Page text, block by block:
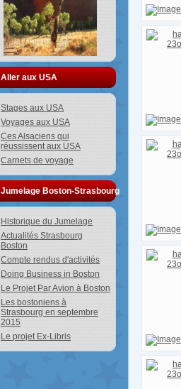
Aller aux USA
Stages aux USA
Voyages aux USA
Ces Alsaciens qui
réussissent aux USA
Carnets de voyage
Jumelage Boston-Strasbourg
Historique du Jumelage
Actualités Strasbourg
Boston
Compte rendus d'activités
Doing Business in Boston
Le Projet Par Avion à Boston
Les bostoniens à
Strasbourg en septembre
2015
Le projet Ex-Libris